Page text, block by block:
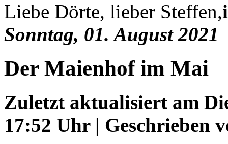
Liebe Dörte, lieber Steffen,
Sonntag, 01. August 2021
Der Maienhof im Mai
Zuletzt aktualisiert am
17:52 Uhr | Geschrieben